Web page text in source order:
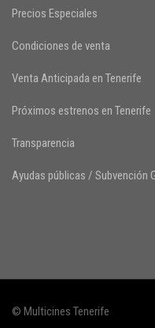
Precios Especiales
Condiciones de venta
Venta Anticipada en Tenerife
Próximos estrenos en Tenerife
Transparencia
Ayudas públicas / Subvención
© Multicines Tenerife